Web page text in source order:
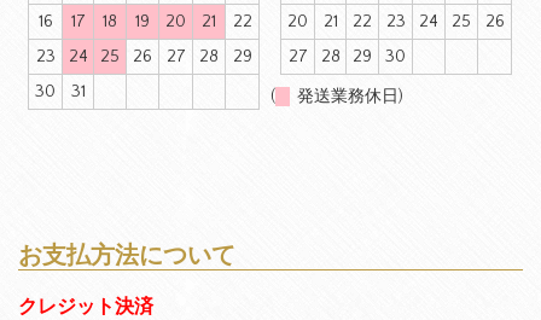
16
17 18 19 20 21
22
23
24 25 26 27 28
29
30
31
20
21 22 23 24 25
26
27
28 29 30
( 発送業務休日)
お支払方法について
クレジット決済